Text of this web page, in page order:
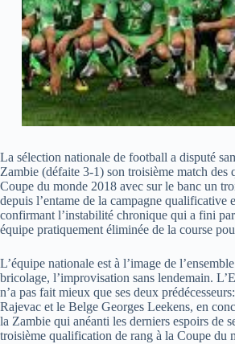
La sélection nationale de football a disputé
Zambie (défaite 3-1) son troisième match des
Coupe du monde 2018 avec sur le banc un
depuis l’entame de la campagne qualificative
confirmant l’instabilité chronique qui a fini
équipe pratiquement éliminée de la course
L’équipe nationale est à l’image de
bricolage, l’improvisation sans lendemain.
n’a pas fait mieux que ses deux
Rajevac et le Belge Georges Leekens, en
la Zambie qui anéanti les derniers espoirs de
troisième qualification de rang à la Coupe du